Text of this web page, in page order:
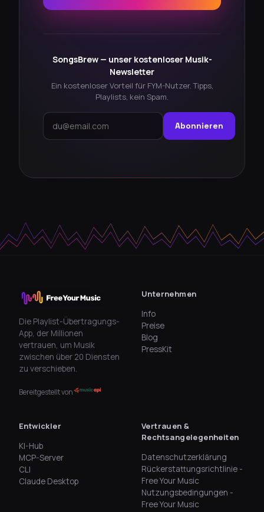
SongsBrew — unser kostenloser Musik-
Newsletter
Ein kostenloser Vorteil für FYM-Nutzer. Tipps,
Playlists, kein Spam.
Abonnieren
Die Playlist-Übertragungs-
App, der Millionen
vertrauen, um Musik
zwischen über 20 Diensten
zu verschieben.
Bereitgestellt von
Unternehmen
Info
Preise
Blog
PressKit
Entwickler
KI-Hub
MCP-Server
CLI
Claude Desktop
Vertrauen &
Rechtsangelegenheiten
Datenschutzerklärung
Rückerstattungsrichtlinie -
Free Your Music
Nutzungsbedingungen -
Free Your Music